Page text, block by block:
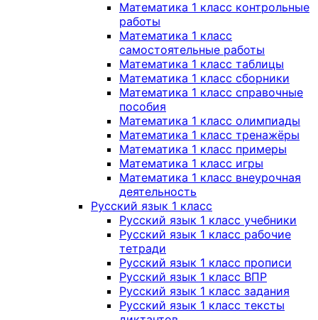
Математика 1 класс контрольные
работы
Математика 1 класс
самостоятельные работы
Математика 1 класс таблицы
Математика 1 класс сборники
Математика 1 класс справочные
пособия
Математика 1 класс олимпиады
Математика 1 класс тренажёры
Математика 1 класс примеры
Математика 1 класс игры
Математика 1 класс внеурочная
деятельность
Русский язык 1 класс
Русский язык 1 класс учебники
Русский язык 1 класс рабочие
тетради
Русский язык 1 класс прописи
Русский язык 1 класс ВПР
Русский язык 1 класс задания
Русский язык 1 класс тексты